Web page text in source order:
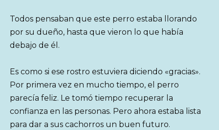
Todos pensaban que este perro estaba llorando
por su dueño, hasta que vieron lo que había
debajo de él.
Es como si ese rostro estuviera diciendo «gracias».
Por primera vez en mucho tiempo, el perro
parecía feliz. Le tomó tiempo recuperar la
confianza en las personas. Pero ahora estaba lista
para dar a sus cachorros un buen futuro.